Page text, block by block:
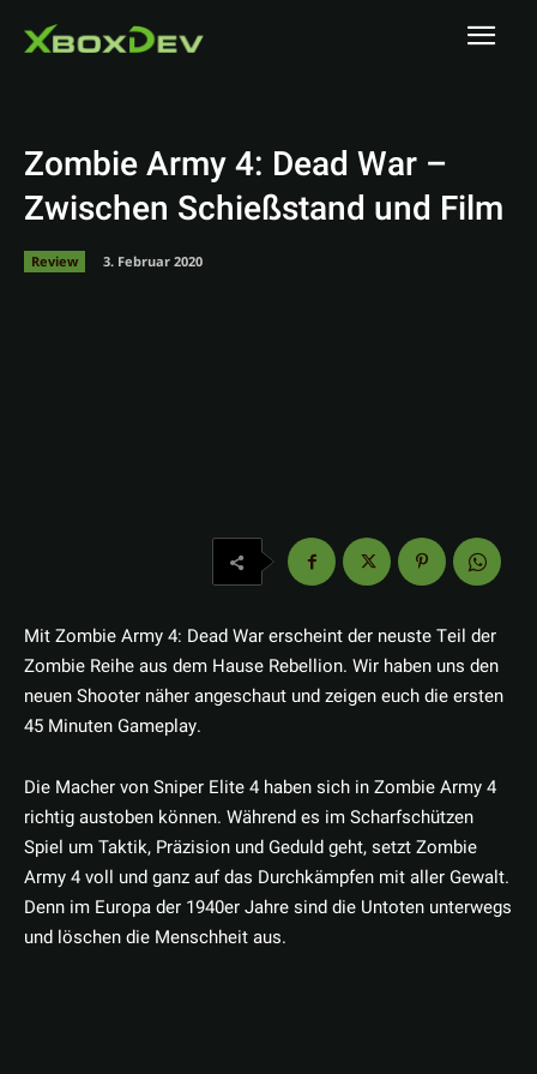
Zombie Army 4: Dead War –
Zwischen Schießstand und Film
Review 3. Februar 2020
Mit Zombie Army 4: Dead War erscheint der neuste Teil der
Zombie Reihe aus dem Hause Rebellion. Wir haben uns den
neuen Shooter näher angeschaut und zeigen euch die ersten
45 Minuten Gameplay.
Die Macher von Sniper Elite 4 haben sich in Zombie Army 4
richtig austoben können. Während es im Scharfschützen
Spiel um Taktik, Präzision und Geduld geht, setzt Zombie
Army 4 voll und ganz auf das Durchkämpfen mit aller Gewalt.
Denn im Europa der 1940er Jahre sind die Untoten unterwegs
und löschen die Menschheit aus.